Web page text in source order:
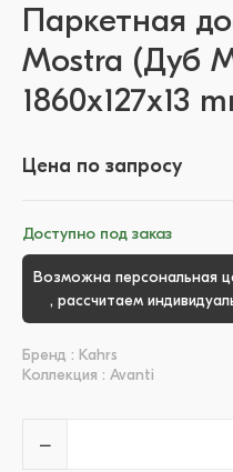
Паркетная
Mostra (Дуб
1860x127x13
Цена по запросу
Доступно под заказ
Возможна персональная
, рассчитаем
Бренд : Kahrs
Коллекция : Avanti
−